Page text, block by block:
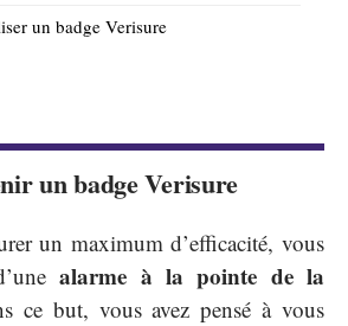
un badge Verisure
un badge Verisure
un maximum d’efficacité, vous
alarme à la pointe de la
ce but, vous avez pensé à vous